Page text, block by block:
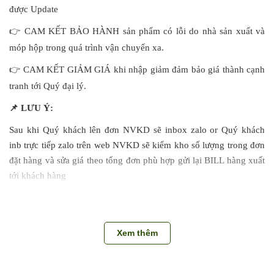
được Update
👉 CAM KẾT BẢO HÀNH sản phẩm có lỗi do nhà sản xuất và
móp hộp trong quá trình vận chuyển xa.
👉 CAM KẾT GIẢM GIÁ khi nhập giảm đảm bảo giá thành cạnh
tranh tới Quý đại lý.
📌 LƯU Ý:
Sau khi Quý khách lên đơn NVKD sẽ inbox zalo or Quý khách
inb trực tiếp zalo trên web NVKD sẽ kiểm kho số lượng trong đơn
đặt hàng và sửa giá theo tổng đơn phù hợp gửi lại BILL hàng xuất
tới khách hàng
thiếu thừa, lỗi do nhà sản xuất kho sẽ bảo hành đổi trả cho khách
Xem thêm